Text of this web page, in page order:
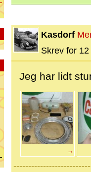
Kasdorf
Skrev for
Jeg har lidt
→